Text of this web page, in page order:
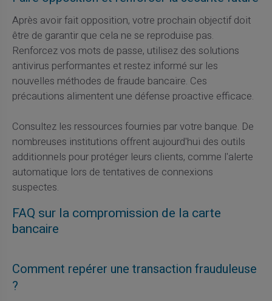
Après avoir fait opposition, votre prochain objectif doit
être de garantir que cela ne se reproduise pas.
Renforcez vos mots de passe, utilisez des solutions
antivirus performantes et restez informé sur les
nouvelles méthodes de fraude bancaire. Ces
précautions alimentent une défense proactive efficace.
Consultez les ressources fournies par votre banque. De
nombreuses institutions offrent aujourd'hui des outils
additionnels pour protéger leurs clients, comme l'alerte
automatique lors de tentatives de connexions
suspectes.
FAQ sur la compromission de la carte
bancaire
Comment repérer une transaction frauduleuse
?